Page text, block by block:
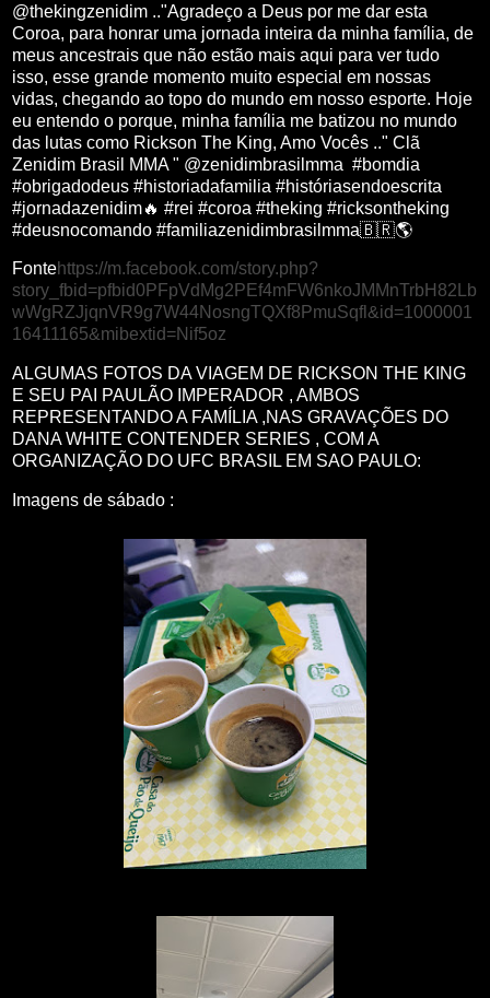
@thekingzenidim .."Agradeço a Deus por me dar esta
Coroa, para honrar uma jornada inteira da minha família, de
meus ancestrais que não estão mais aqui para ver tudo
isso, esse grande momento muito especial em nossas
vidas, chegando ao topo do mundo em nosso esporte. Hoje
eu entendo o porque, minha família me batizou no mundo
das lutas como Rickson The King, Amo Vocês .." Clã
Zenidim Brasil MMA " @zenidimbrasilmma #bomdia
#obrigadodeus #historiadafamilia #históriasendoescrita
#jornadazenidim🔥 #rei #coroa #theking #ricksontheking
#deusnocomando #familiazenidimbrasilmma🇧🇷🌎
Fontehttps://m.facebook.com/story.php?
story_fbid=pfbid0PFpVdMg2PEf4mFW6nkoJMMnTrbH82Lb
wWgRZJjqnVR9g7W44NosngTQXf8PmuSqfl&id=1000001
16411165&mibextid=Nif5oz
ALGUMAS FOTOS DA VIAGEM DE RICKSON THE KING
E SEU PAI PAULÃO IMPERADOR , AMBOS
REPRESENTANDO A FAMÍLIA ,NAS GRAVAÇÕES DO
DANA WHITE CONTENDER SERIES , COM A
ORGANIZAÇÃO DO UFC BRASIL EM SAO PAULO:
Imagens de sábado :